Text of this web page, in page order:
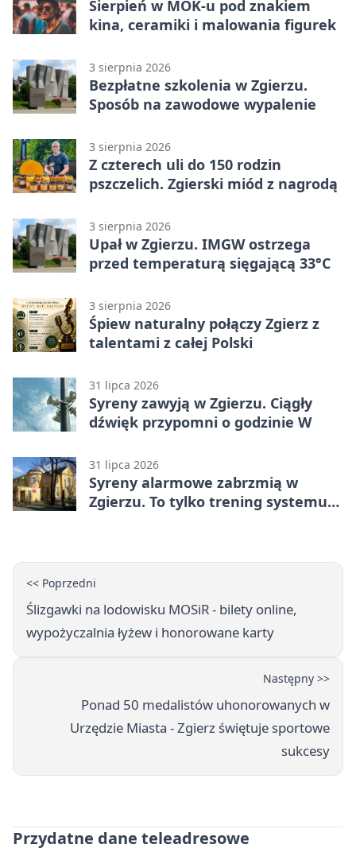
Sierpień w MOK-u pod znakiem
kina, ceramiki i malowania figurek
3 sierpnia 2026
Bezpłatne szkolenia w Zgierzu.
Sposób na zawodowe wypalenie
3 sierpnia 2026
Z czterech uli do 150 rodzin
pszczelich. Zgierski miód z nagrodą
3 sierpnia 2026
Upał w Zgierzu. IMGW ostrzega
przed temperaturą sięgającą 33°C
3 sierpnia 2026
Śpiew naturalny połączy Zgierz z
talentami z całej Polski
31 lipca 2026
Syreny zawyją w Zgierzu. Ciągły
dźwięk przypomni o godzinie W
31 lipca 2026
Syreny alarmowe zabrzmią w
Zgierzu. To tylko trening systemu
<< Poprzedni
Ślizgawki na lodowisku MOSiR - bilety online,
wypożyczalnia łyżew i honorowane karty
Następny >>
Ponad 50 medalistów uhonorowanych w
Urzędzie Miasta - Zgierz świętuje sportowe
sukcesy
Przydatne dane teleadresowe